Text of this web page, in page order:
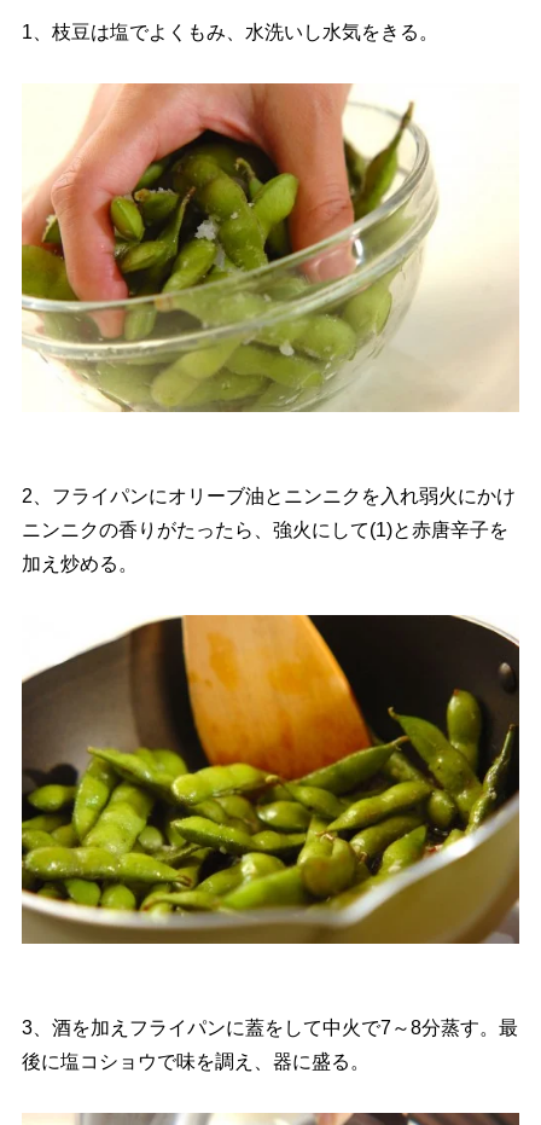
1、枝豆は塩でよくもみ、水洗いし水気をきる。
2、フライパンにオリーブ油とニンニクを入れ弱火にかけ
ニンニクの香りがたったら、強火にして(1)と赤唐辛子を
加え炒める。
3、酒を加えフライパンに蓋をして中火で7～8分蒸す。最
後に塩コショウで味を調え、器に盛る。